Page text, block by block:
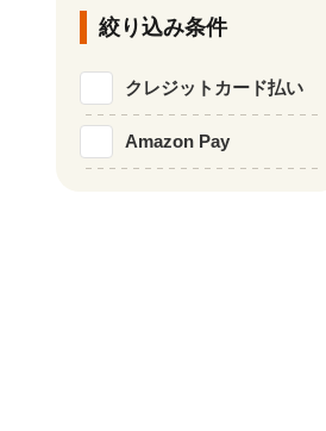
絞り込み条件
クレジットカード払い
Amazon Pay